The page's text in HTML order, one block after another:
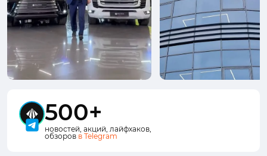
500+
новостей, акций, лайфхаков,
обзоров в Telegram